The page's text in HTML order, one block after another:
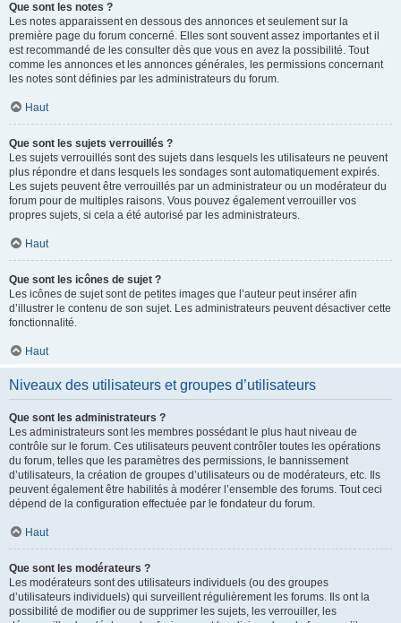
Que sont les notes ?
Les notes apparaissent en dessous des annonces et seulement sur la
première page du forum concerné. Elles sont souvent assez importantes et il
est recommandé de les consulter dès que vous en avez la possibilité. Tout
comme les annonces et les annonces générales, les permissions concernant
les notes sont définies par les administrateurs du forum.
Haut
Que sont les sujets verrouillés ?
Les sujets verrouillés sont des sujets dans lesquels les utilisateurs ne peuvent
plus répondre et dans lesquels les sondages sont automatiquement expirés.
Les sujets peuvent être verrouillés par un administrateur ou un modérateur du
forum pour de multiples raisons. Vous pouvez également verrouiller vos
propres sujets, si cela a été autorisé par les administrateurs.
Haut
Que sont les icônes de sujet ?
Les icônes de sujet sont de petites images que l’auteur peut insérer afin
d’illustrer le contenu de son sujet. Les administrateurs peuvent désactiver cette
fonctionnalité.
Haut
Niveaux des utilisateurs et groupes d’utilisateurs
Que sont les administrateurs ?
Les administrateurs sont les membres possédant le plus haut niveau de
contrôle sur le forum. Ces utilisateurs peuvent contrôler toutes les opérations
du forum, telles que les paramètres des permissions, le bannissement
d’utilisateurs, la création de groupes d’utilisateurs ou de modérateurs, etc. Ils
peuvent également être habilités à modérer l’ensemble des forums. Tout ceci
dépend de la configuration effectuée par le fondateur du forum.
Haut
Que sont les modérateurs ?
Les modérateurs sont des utilisateurs individuels (ou des groupes
d’utilisateurs individuels) qui surveillent régulièrement les forums. Ils ont la
possibilité de modifier ou de supprimer les sujets, les verrouiller, les